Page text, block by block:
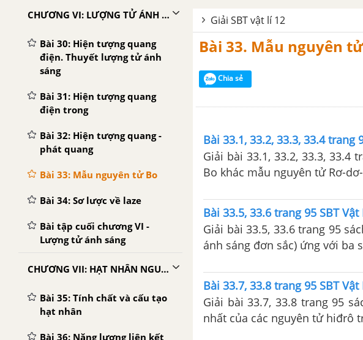
CHƯƠNG VI: LƯỢNG TỬ ÁNH SÁNG
Bài 30: Hiện tượng quang
điện. Thuyết lượng tử ánh
sáng
Bài 31: Hiện tượng quang
điện trong
Bài 32: Hiện tượng quang -
phát quang
Bài 33: Mẫu nguyên tử Bo
Bài 34: Sơ lược về laze
Bài tập cuối chương VI -
Lượng tử ánh sáng
CHƯƠNG VII: HẠT NHÂN NGUYÊN TỬ
Bài 35: Tính chất và cấu tạo
hạt nhân
Bài 36: Năng lượng liên kết
Giải SBT vật lí 12
Bài 33. Mẫu nguyên
Chia sẻ
Bài 33.1, 33.2, 33.3, 33.4 trang
Giải bài 33.1, 33.2, 33.3, 33.4
Bo khác mẫu nguyên tử Rơ-
Bài 33.5, 33.6 trang 95 SBT Vật
Giải bài 33.5, 33.6 trang 95
ánh sáng đơn sắc) ứng với ba
Bài 33.7, 33.8 trang 95 SBT Vật
Giải bài 33.7, 33.8 trang 95
nhất của các nguyên tử hiđrô